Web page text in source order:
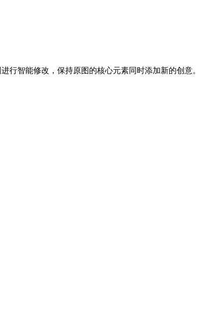
行智能修改，保持原图的核心元素同时添加新的创意。